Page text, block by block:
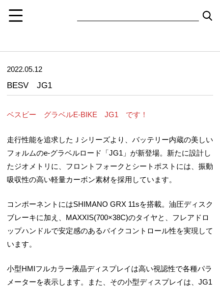
2022.05.12
BESV JG1
ベスビー グラベルE-BIKE JG1 です！
走行性能を追求したＪシリーズより、バッテリー内蔵の美しい
フォルムのe-グラベルロード「JG1」が新登場。新たに設計し
たジオメトリに、フロントフォークとシートポストには、振動
吸収性の高い軽量カーボン素材を採用しています。
コンポーネントにはSHIMANO GRX 11sを搭載。油圧ディスク
ブレーキに加え、MAXXIS(700×38C)のタイヤと、フレアドロ
ップハンドルで安定感のあるバイクコントロール性を実現して
います。
小型HMIフルカラー液晶ディスプレイは高い視認性で各種パラ
メーターを表示します。また、その小型ディスプレイは、JG1